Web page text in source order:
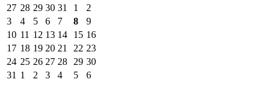
27 28 29 30 31 1
2
3
4 5 6 7 8
9
10 11 12 13 14 15 16
17 18 19 20 21 22 23
24 25 26 27 28 29 30
31 1 2 3 4 5 6